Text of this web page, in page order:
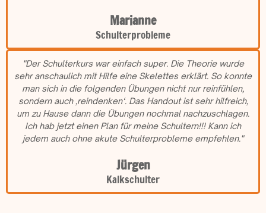
Marianne
Schulterprobleme
"Der Schulterkurs war einfach super. Die Theorie wurde
sehr anschaulich mit Hilfe eine Skelettes erklärt. So konnte
man sich in die folgenden Übungen nicht nur reinfühlen,
sondern auch ‚reindenken‘. Das Handout ist sehr hilfreich,
um zu Hause dann die Übungen nochmal nachzuschlagen.
Ich hab jetzt einen Plan für meine Schultern!!! Kann ich
jedem auch ohne akute Schulterprobleme empfehlen."
Jürgen
Kalkschulter